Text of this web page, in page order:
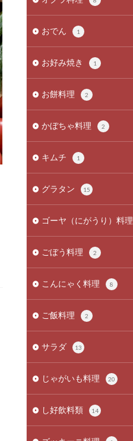
おでん 1
お好み焼き 1
お餅料理 2
かぼちゃ料理 2
キムチ 1
グラタン 15
ゴーヤ（にがうり）料理
ごぼう料理 2
こんにゃく料理 8
ご飯料理 2
サラダ 13
じゃがいも料理 20
し好飲料類 14